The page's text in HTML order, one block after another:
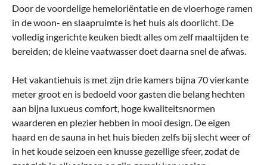
Door de voordelige hemeloriëntatie en de vloerhoge ramen
in de woon- en slaapruimte is het huis als doorlicht. De
volledig ingerichte keuken biedt alles om zelf maaltijden te
bereiden; de kleine vaatwasser doet daarna snel de afwas.
Het vakantiehuis is met zijn drie kamers bijna 70 vierkante
meter groot en is bedoeld voor gasten die belang hechten
aan bijna luxueus comfort, hoge kwaliteitsnormen
waarderen en plezier hebben in mooi design. De eigen
haard en de sauna in het huis bieden zelfs bij slecht weer of
in het koude seizoen een knusse gezellige sfeer, zodat de